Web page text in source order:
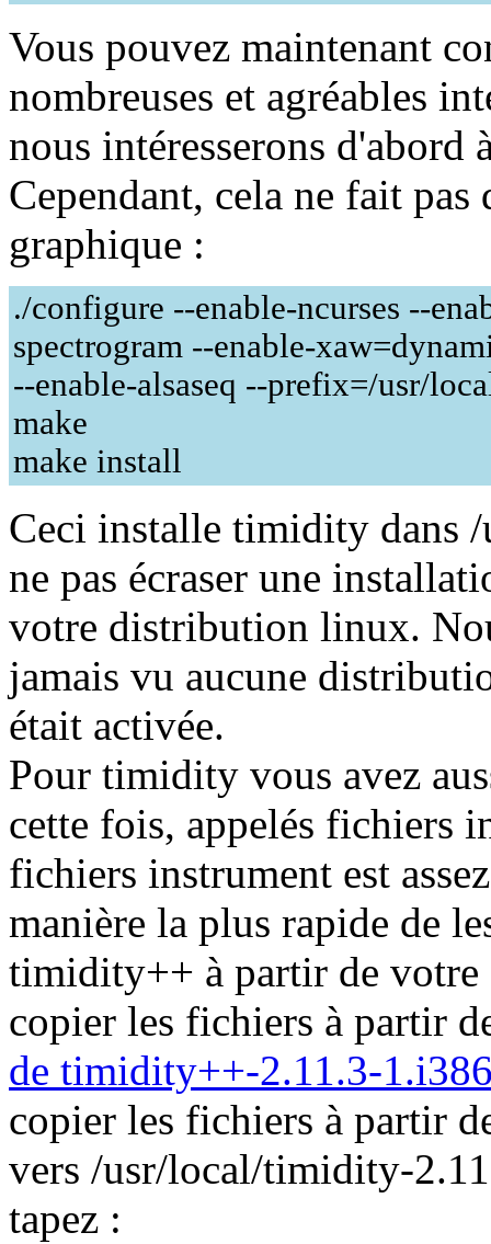
Vous pouvez maintenant
nombreuses et agréables
nous intéresserons
Cependant, cela ne fait
graphique :
./configure --enable-ncurses --
spectrogram --enable-
--enable-alsaseq --prefix=/usr/
make
make install
Ceci installe timidity dans
ne pas écraser une
votre distribution linux.
jamais vu aucune
était activée.
Pour timidity vous avez
cette fois, appelés fichiers
fichiers instrument est
manière la plus rapide de
timidity++ à partir de
copier les fichiers à partir
de timidity++-2.11.3-
copier les fichiers à partir
vers /usr/local/timidity-
tapez :